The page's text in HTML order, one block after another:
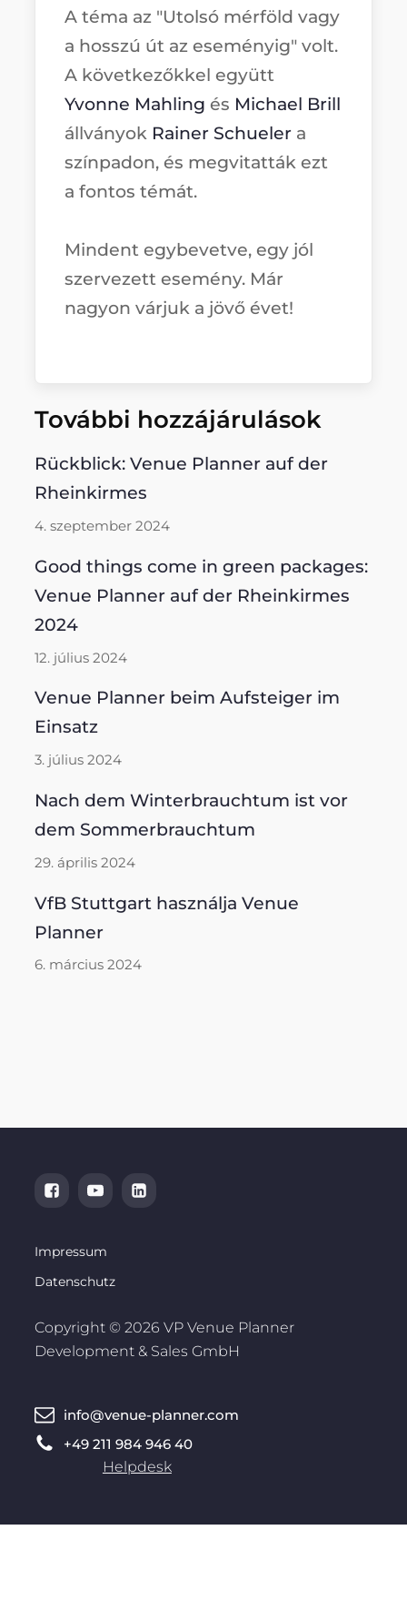
A téma az "Utolsó mérföld vagy
a hosszú út az eseményig" volt.
A következőkkel együtt
Yvonne Mahling és Michael Brill
állványok Rainer Schueler a
színpadon, és megvitatták ezt
a fontos témát.
Mindent egybevetve, egy jól
szervezett esemény. Már
nagyon várjuk a jövő évet!
További hozzájárulások
Rückblick: Venue Planner auf der
Rheinkirmes
4. szeptember 2024
Good things come in green packages:
Venue Planner auf der Rheinkirmes
2024
12. július 2024
Venue Planner beim Aufsteiger im
Einsatz
3. július 2024
Nach dem Winterbrauchtum ist vor
dem Sommerbrauchtum
29. április 2024
VfB Stuttgart használja Venue
Planner
6. március 2024
Impressum
Datenschutz
Copyright © 2026 VP Venue Planner
Development & Sales GmbH
info@venue-planner.com
+49 211 984 946 40
Helpdesk